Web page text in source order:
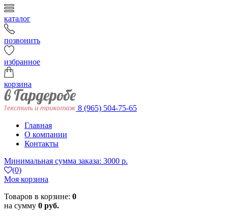
каталог
позвонить
избранное
корзина
8 (965) 504-75-65
Главная
О компании
Контакты
Минимальная сумма заказа: 3000 р.
(0)
Моя корзина
Товаров в корзине: 0
на сумму 0 руб.